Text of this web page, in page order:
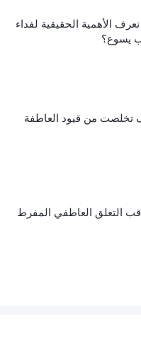
الأهمية الحقيقية لفداء
يسوع؟
تخلصت من قيود العاطفة
التعلق العاطفي المفرط